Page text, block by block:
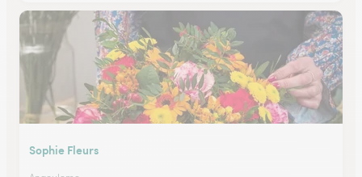
Sophie Fleurs